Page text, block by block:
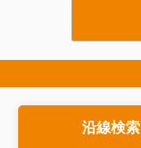
行令でも定義されて
のか分かりづらいと
です。そこで本記事
味をできるだけわか
戸建てとマンション
能・10年保証との関
沿線検索